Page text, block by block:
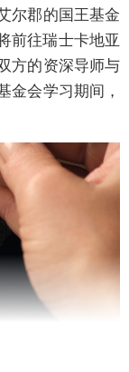
尔郡的国王基金
前往瑞士卡地亚
方的资深导师与
金会学习期间，